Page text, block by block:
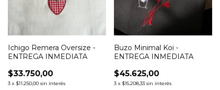
Ichigo Remera Oversize -
ENTREGA INMEDIATA
$33.750,00
3 x $11.250,00 sin interés
Buzo Minimal Koi -
ENTREGA INMEDIATA
$45.625,00
3 x $15.208,33 sin interés